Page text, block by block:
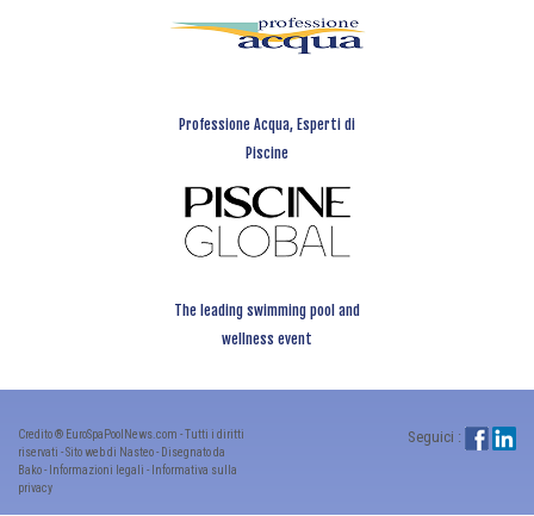
Professione Acqua, Esperti di
Piscine
The leading swimming pool and
wellness event
Credito ® EuroSpaPoolNews.com - Tutti i diritti
riservati - Sito web di Nasteo - Disegnato da
Bako - Informazioni legali - Informativa sulla
privacy
Seguici :